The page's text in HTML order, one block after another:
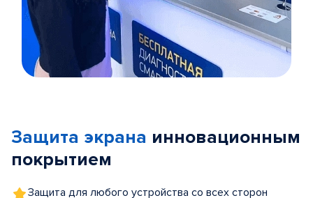
5
Защита экрана инновационным
покрытием
Защита для любого устройства со всех сторон